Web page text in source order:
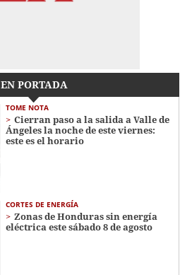
EN PORTADA
TOME NOTA
Cierran paso a la salida a Valle de
Ángeles la noche de este viernes:
este es el horario
CORTES DE ENERGÍA
Zonas de Honduras sin energía
eléctrica este sábado 8 de agosto